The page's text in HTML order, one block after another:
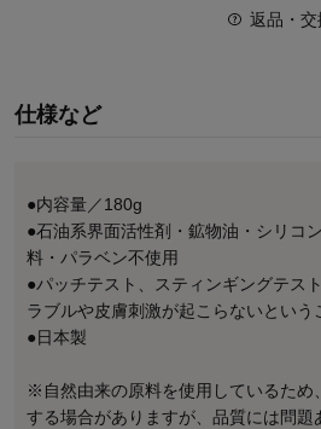
返品・
仕様など
●内容量／180g
●石油系界面活性剤・鉱物油・シリコ
料・パラベン不使用
●パッチテスト、スティンギングテス
ラブルや皮膚刺激が起こらないという
●日本製
※自然由来の原料を使用しているため
する場合がありますが、品質には問題